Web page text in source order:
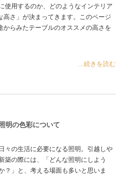
使用するのか、どのようなインテリア
高さ」が決まってきます。このページ
からみたテーブルのオススメの高さを
...続きを読む
明の色彩について
日々の生活に必要になる照明。引越しや
築の際には、「どんな照明にしよう
？」と、考える場面も多いと思いま